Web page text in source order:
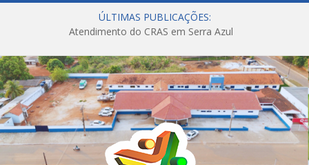
ÚLTIMAS PUBLICAÇÕES:
Atendimento do CRAS em Serra Azul